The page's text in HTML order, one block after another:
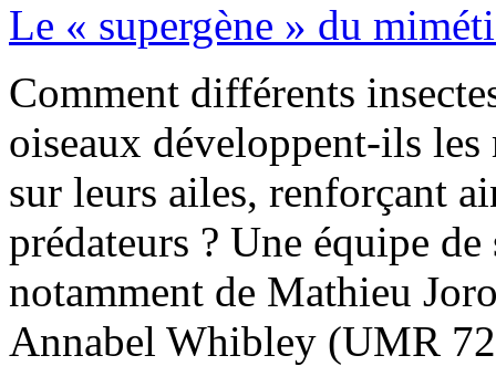
Le « supergène » du
Comment différents
oiseaux développent-ils les
sur leurs ailes, renforçant
prédateurs ? Une équipe
notamment de Mathieu
Annabel Whibley (UMR